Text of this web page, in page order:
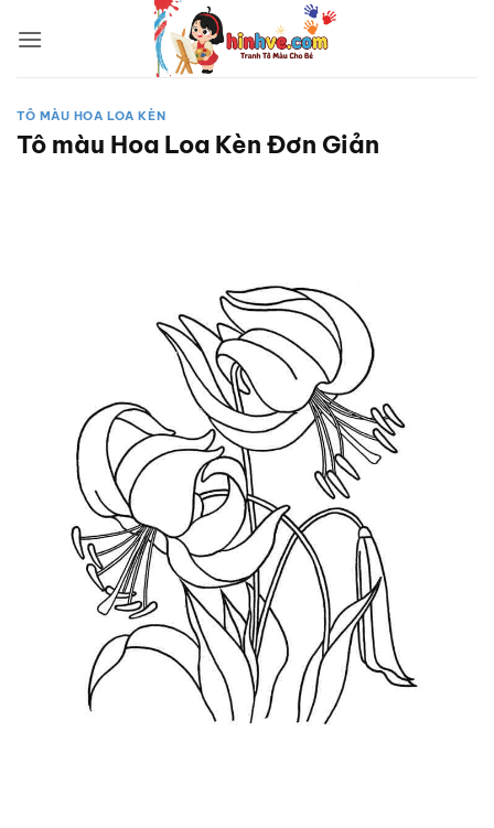
qua
TÔ MÀU HOA LOA KÈN
Tô màu Hoa Loa Kèn Đơn Giản